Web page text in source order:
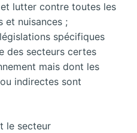
lutter contre toutes les
et nuisances ;
spécifiques
des secteurs certes
mais dont les
indirectes sont
le secteur